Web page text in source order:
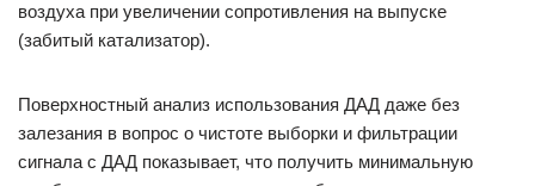
воздуха при увеличении сопротивления на выпуске
(забитый катализатор).
Поверхностный анализ использования ДАД даже без
залезания в вопрос о чистоте выборки и фильтрации
сигнала с ДАД показывает, что получить минимальную